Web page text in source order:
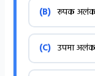
(B) रूपक
(C) उपमा